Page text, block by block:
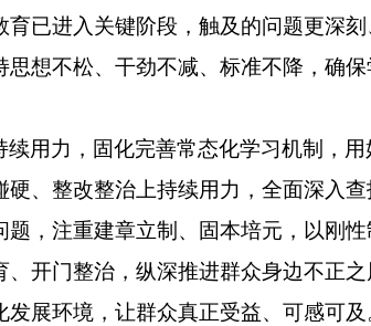
已进入关键阶段，触及的问题更深刻
想不松、干劲不减、标准不降，确
用力，固化完善常态化学习机制，用
、整改整治上持续用力，全面深入
，注重建章立制、固本培元，以刚
开门整治，纵深推进群众身边不正
展环境，让群众真正受益、可感可